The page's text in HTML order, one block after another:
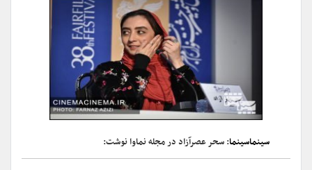
سینماسینما: سحر عصرآزاد در مجله نماوا نوشت: